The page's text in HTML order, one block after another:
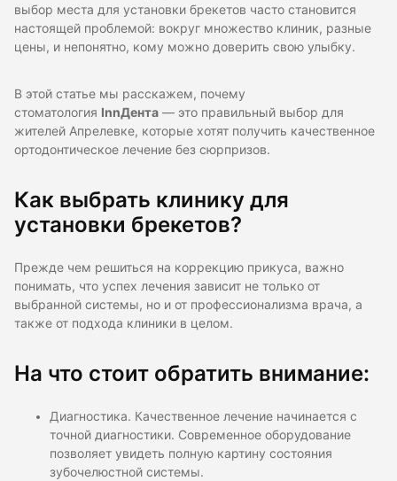
выбор места для установки брекетов часто становится
настоящей проблемой: вокруг множество клиник, разные
цены, и непонятно, кому можно доверить свою улыбку.
В этой статье мы расскажем, почему
стоматология InnДента — это правильный выбор для
жителей Апрелевке, которые хотят получить качественное
ортодонтическое лечение без сюрпризов.
Как выбрать клинику для
установки брекетов?
Прежде чем решиться на коррекцию прикуса, важно
понимать, что успех лечения зависит не только от
выбранной системы, но и от профессионализма врача, а
также от подхода клиники в целом.
На что стоит обратить внимание:
Диагностика. Качественное лечение начинается с
точной диагностики. Современное оборудование
позволяет увидеть полную картину состояния
зубочелюстной системы.